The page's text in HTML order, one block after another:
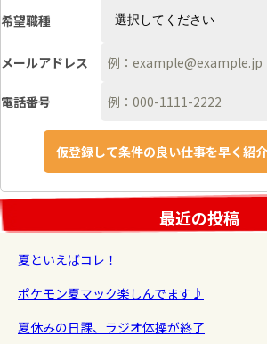
希望職種
メールアドレス
電話番号
最近の投稿
夏といえばコレ！
ポケモン夏マック楽しんでます♪
夏休みの日課、ラジオ体操が終了